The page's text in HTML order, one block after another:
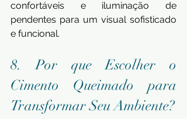
confortáveis e iluminação de
pendentes para um visual sofisticado
e funcional.
8. Por que Escolher o
Cimento Queimado para
Transformar Seu Ambiente?